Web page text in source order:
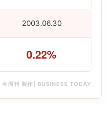
2003.06.30
0.22%
今周刊 製作| BUSINESS TODAY